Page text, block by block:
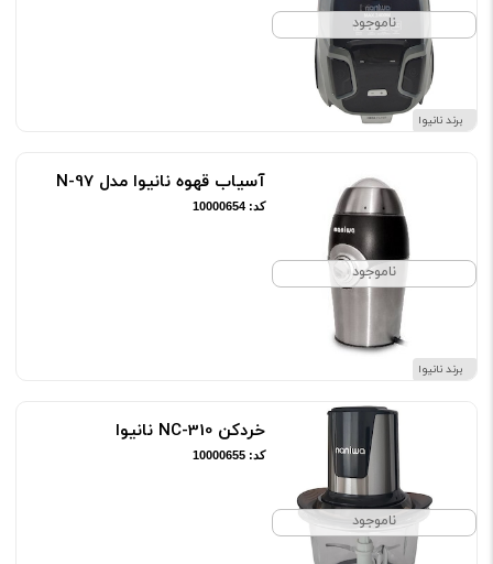
ناموجود
برند نانیوا
ناموجود
برند نانیوا
آسیاب قهوه نانیوا مدل N-97
کد: 10000654
ناموجود
خردکن NC-310 نانیوا
کد: 10000655